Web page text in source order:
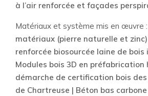
à l’air renforcée et façades
Matériaux et système mis en œuvre :
matériaux (pierre naturelle et
renforcée biosourcée laine de bois
Modules bois 3D en préfabrication
démarche de certification bois des
de Chartreuse | Béton bas carbone